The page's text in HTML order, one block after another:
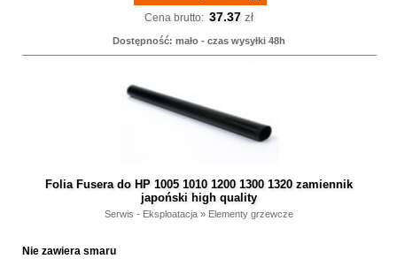
Cena brutto: 37.37 zł
Dostępność: mało - czas wysyłki 48h
Folia Fusera do HP 1005 1010 1200 1300 1320 zamiennik
japoński high quality
Serwis - Eksploatacja » Elementy grzewcze
Nie zawiera smaru